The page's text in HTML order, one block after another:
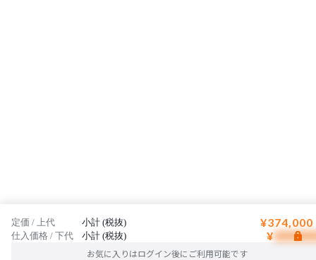
定価 / 上代 小計 (税抜) ¥374,000
仕入価格 / 下代 小計 (税抜) ¥
お気に入りはログイン後にご利用可能です